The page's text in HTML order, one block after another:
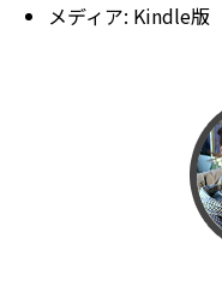
メディア: Kindle版